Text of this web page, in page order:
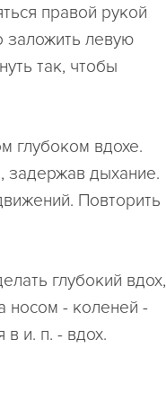
правой рукой
заложить левую
так, чтобы
глубоком вдохе.
задержав дыхание.
Повторить
глубокий вдох,
носом - коленей -
и. п. - вдох.